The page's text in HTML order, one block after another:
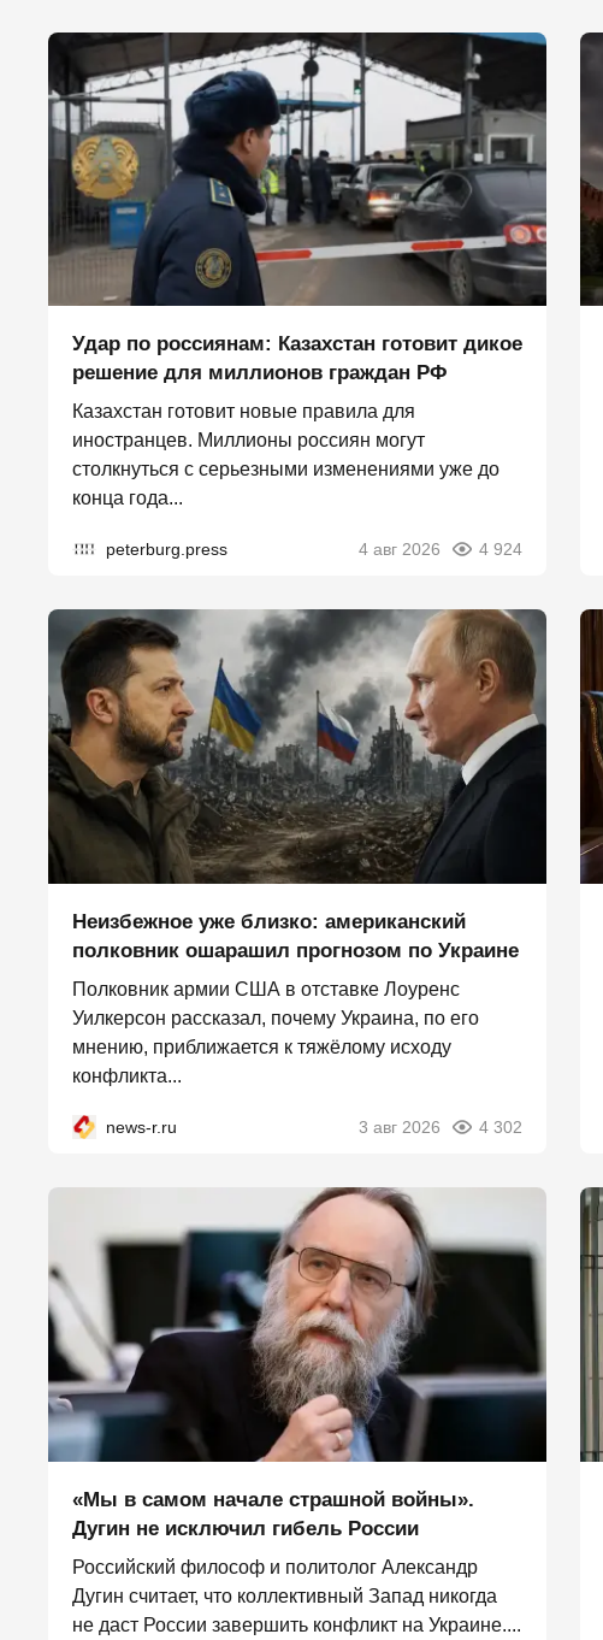
Удар по россиянам: Казахстан готовит дикое
решение для миллионов граждан РФ
Казахстан готовит новые правила для
иностранцев. Миллионы россиян могут
столкнуться с серьезными изменениями уже до
конца года...
peterburg.press 4 авг 2026 4 924
Неизбежное уже близко: американский
полковник ошарашил прогнозом по Украине
Полковник армии США в отставке Лоуренс
Уилкерсон рассказал, почему Украина, по его
мнению, приближается к тяжёлому исходу
конфликта...
news-r.ru 3 авг 2026 4 302
«Мы в самом начале страшной войны».
Дугин не исключил гибель России
Российский философ и политолог Александр
Дугин считает, что коллективный Запад никогда
не даст России завершить конфликт на Украине....